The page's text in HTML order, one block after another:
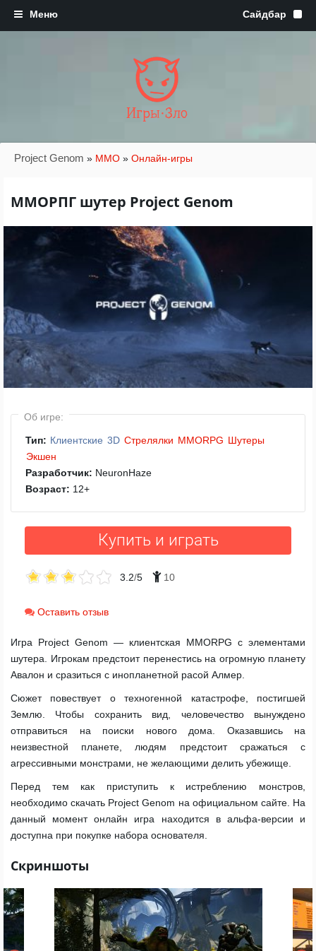
Игры·Зло
Project Genom » MMO » Онлайн-игры
ММОРПГ шутер Project Genom
Об игре:
Тип: Клиентские 3D Стрелялки MMORPG Шутеры
Экшен
Разработчик: NeuronHaze
Возраст: 12+
Купить и играть
3.2/5 10
Оставить отзыв
Игра Project Genom — клиентская MMORPG с элементами
шутера. Игрокам предстоит перенестись на огромную планету
Авалон и сразиться с инопланетной расой Алмер.
Сюжет повествует о техногенной катастрофе, постигшей
Землю. Чтобы сохранить вид, человечество вынуждено
отправиться на поиски нового дома. Оказавшись на
неизвестной планете, людям предстоит сражаться с
агрессивными монстрами, не желающими делить убежище.
Перед тем как приступить к истреблению монстров,
необходимо скачать Project Genom на официальном сайте. На
данный момент онлайн игра находится в альфа-версии и
доступна при покупке набора основателя.
Скриншоты